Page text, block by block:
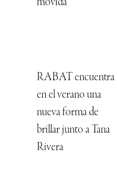
movida
RABAT encuentra
en el verano una
nueva forma de
brillar junto a Tana
Rivera